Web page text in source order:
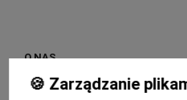
O NAS
INFORMACJE
🍪 Zarządzanie